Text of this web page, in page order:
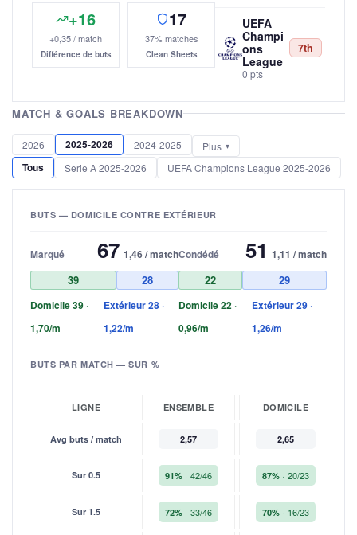
+16
+0,35 / match
Différence de buts
17
37% matches
Clean Sheets
UEFA
Champi
ons
League
0 pts
7th
MATCH & GOALS BREAKDOWN
2026 2025-2026 2024-2025 Plus
Tous Serie A 2025-2026 UEFA Champions League 2025-2026
BUTS — DOMICILE CONTRE EXTÉRIEUR
Marqué 67 1,46 / match
39 28
Domicile 39 ·
1,70/m
Extérieur 28 ·
1,22/m
Condédé 51 1,11 / match
22 29
Domicile 22 ·
0,96/m
Extérieur 29 ·
1,26/m
BUTS PAR MATCH — SUR %
LIGNE ENSEMBLE DOMICILE
Avg buts / match 2,57 2,65
Sur 0.5 91% 42/46 87% 20/23
Sur 1.5 72% 33/46 70% 16/23